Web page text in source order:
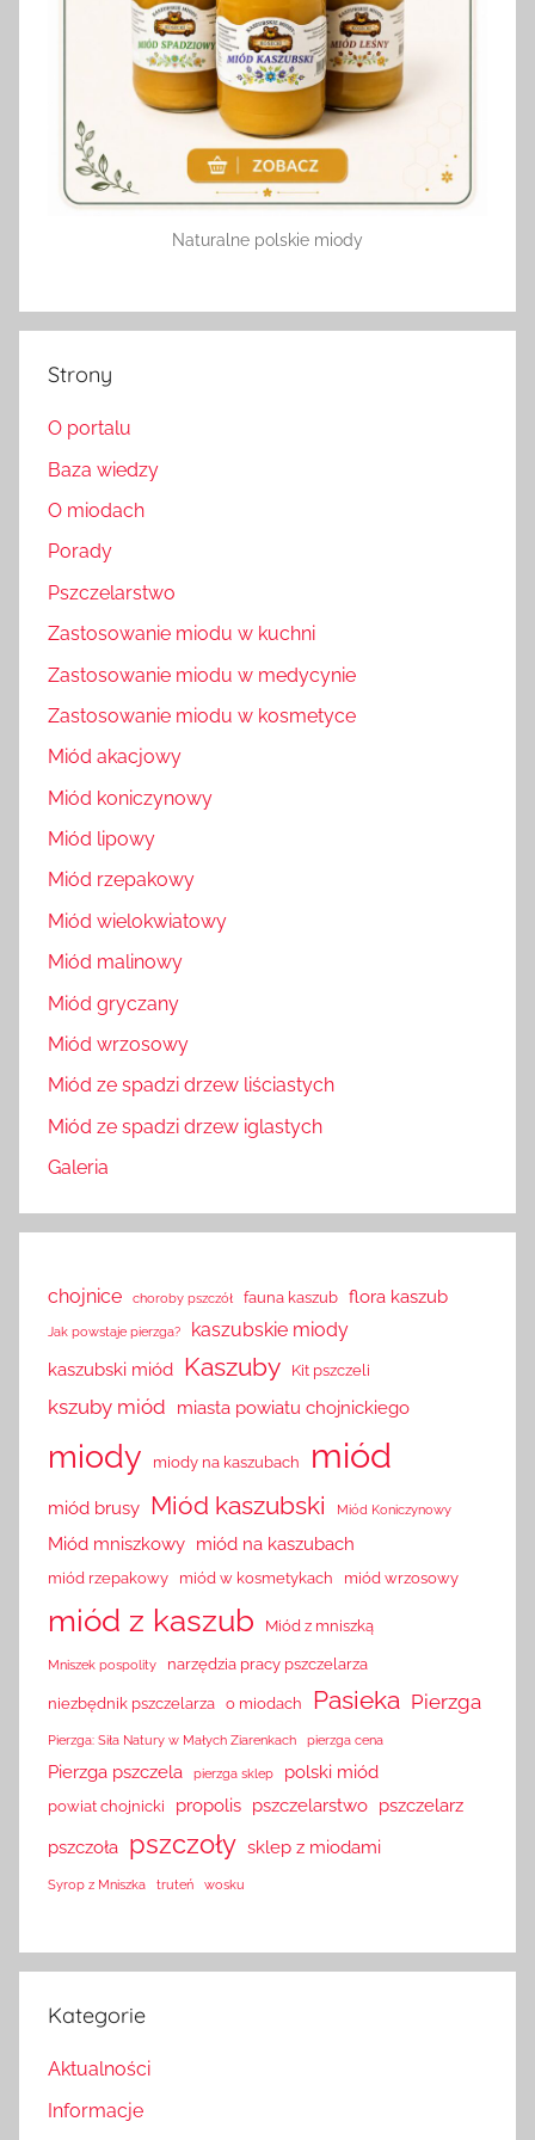
Naturalne polskie miody
Strony
O portalu
Baza wiedzy
O miodach
Porady
Pszczelarstwo
Zastosowanie miodu w kuchni
Zastosowanie miodu w medycynie
Zastosowanie miodu w kosmetyce
Miód akacjowy
Miód koniczynowy
Miód lipowy
Miód rzepakowy
Miód wielokwiatowy
Miód malinowy
Miód gryczany
Miód wrzosowy
Miód ze spadzi drzew liściastych
Miód ze spadzi drzew iglastych
Galeria
chojnice choroby pszczół fauna kaszub flora kaszub
Jak powstaje pierzga? kaszubskie miody
kaszubski miód Kaszuby Kit pszczeli
kszuby miód miasta powiatu chojnickiego
miody miody na kaszubach miód
miód brusy Miód kaszubski Miód Koniczynowy
Miód mniszkowy miód na kaszubach
miód rzepakowy miód w kosmetykach miód wrzosowy
miód z kaszub Miód z mniszką
Mniszek pospolity narzędzia pracy pszczelarza
niezbędnik pszczelarza o miodach Pasieka Pierzga
Pierzga: Siła Natury w Małych Ziarenkach pierzga cena
Pierzga pszczela pierzga sklep polski miód
powiat chojnicki propolis pszczelarstwo pszczelarz
pszczoła pszczoły sklep z miodami
Syrop z Mniszka truteń wosku
Kategorie
Aktualności
Informacje